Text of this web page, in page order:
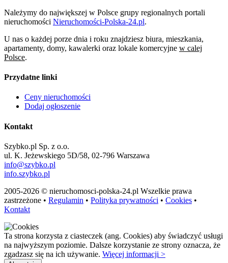
Należymy do największej w Polsce grupy regionalnych portali
nieruchomości Nieruchomości-Polska-24.pl.
U nas o każdej porze dnia i roku znajdziesz biura, mieszkania,
apartamenty, domy, kawalerki oraz lokale komercyjne w calej
Polsce.
Przydatne linki
Ceny nieruchomości
Dodaj ogłoszenie
Kontakt
Szybko.pl Sp. z o.o.
ul. K. Jeżewskiego 5D/58, 02-796 Warszawa
info@szybko.pl
info.szybko.pl
2005-2026 © nieruchomosci-polska-24.pl Wszelkie prawa
zastrzeżone • Regulamin • Polityka prywatności • Cookies •
Kontakt
Ta strona korzysta z ciasteczek (ang. Cookies) aby świadczyć usługi
na najwyższym poziomie. Dalsze korzystanie ze strony oznacza, że
zgadzasz się na ich używanie. Więcej informacji >